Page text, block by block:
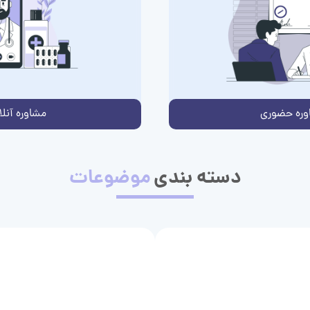
حضوری مشاوره
دسته بندیموضوعات